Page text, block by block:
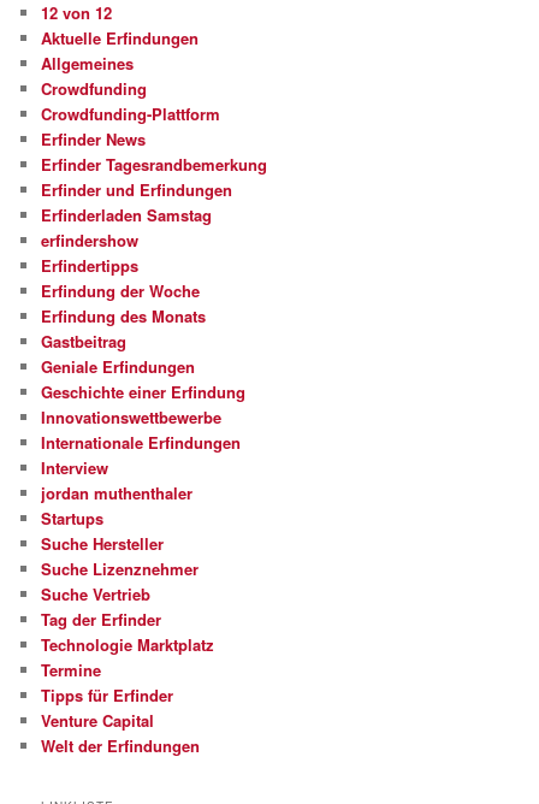
12 von 12
Aktuelle Erfindungen
Allgemeines
Crowdfunding
Crowdfunding-Plattform
Erfinder News
Erfinder Tagesrandbemerkung
Erfinder und Erfindungen
Erfinderladen Samstag
erfindershow
Erfindertipps
Erfindung der Woche
Erfindung des Monats
Gastbeitrag
Geniale Erfindungen
Geschichte einer Erfindung
Innovationswettbewerbe
Internationale Erfindungen
Interview
jordan muthenthaler
Startups
Suche Hersteller
Suche Lizenznehmer
Suche Vertrieb
Tag der Erfinder
Technologie Marktplatz
Termine
Tipps für Erfinder
Venture Capital
Welt der Erfindungen